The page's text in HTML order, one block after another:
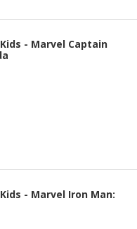
- Marvel Captain
- Marvel Iron Man: